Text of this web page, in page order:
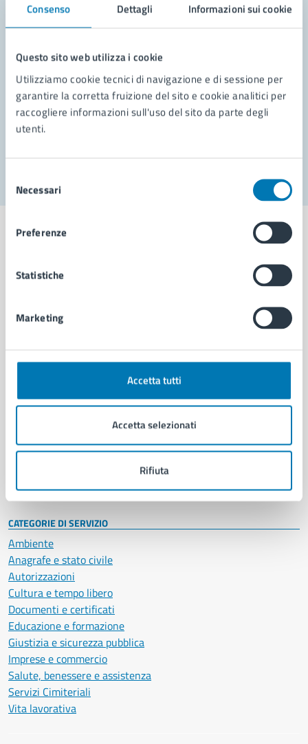
Consenso Dettagli Informazioni sui cookie
Questo sito web utilizza i cookie
Utilizziamo cookie tecnici di navigazione e di sessione per
garantire la corretta fruizione del sito e cookie analitici per
raccogliere informazioni sull'uso del sito da parte degli
utenti.
delNecessari
Preferenze
Statistiche
Marketing
Accetta tutti
Accetta selezionati
Rifiuta
Leggi le domande frequenti
Richiedi assistenza
Prenota appuntamento
Problemi in città
Comune di Napoli
AMMINISTRAZIONE
Organi di governo
Enti e fondazioni
Personale amministrativo
Intranet, posta aziendale e protocollo
CATEGORIE DI SERVIZIO
Ambiente
Anagrafe e stato civile
Autorizzazioni
Cultura e tempo libero
Documenti e certificati
Educazione e formazione
Giustizia e sicurezza pubblica
Imprese e commercio
Salute, benessere e assistenza
Servizi Cimiteriali
Vita lavorativa